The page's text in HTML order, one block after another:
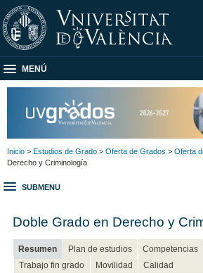
MENÚ
Inicio > Estudios de Grado > Oferta de Grados > Oferta
Derecho y Criminología
SUBMENU
Doble Grado en Derecho y
Resumen Plan de estudios Competencias
Trabajo fin grado
Movilidad Calidad